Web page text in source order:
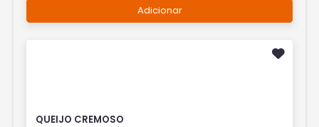
Adicionar
QUEIJO CREMOSO